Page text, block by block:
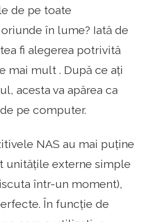
de pe toate
în lume? Iată de
fi alegerea potrivită
mai mult . După ce ați
acesta va apărea ca
pe computer.
NAS au mai puține
unitățile externe simple
într-un moment),
În funcție de